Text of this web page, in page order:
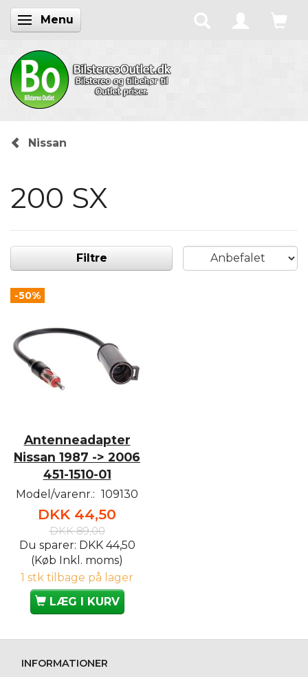
Skifte navigation
Menu
Nissan
200 SX
Filtre
-50%
Antenneadapter
Nissan 1987 -> 2006
451-1510-01
Model/varenr.: 109130
DKK 44,50
DKK 89,00
Du sparer: DKK 44,50
(Køb Inkl. moms)
1 stk tilbage på lager
LÆG I KURV
INFORMATIONER